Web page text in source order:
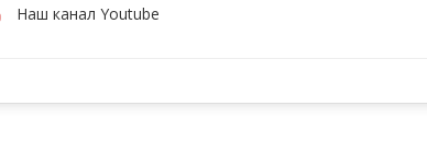
Наш канал Youtube